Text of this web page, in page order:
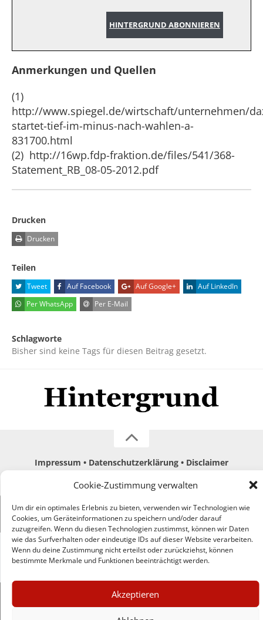
Cookie-Zustimmung verwalten
Um dir ein optimales Erlebnis zu bieten, verwenden wir Technologien wie
Cookies, um Geräteinformationen zu speichern und/oder darauf
zuzugreifen. Wenn du diesen Technologien zustimmst, können wir Daten
wie das Surfverhalten oder eindeutige IDs auf dieser Website verarbeiten.
Wenn du deine Zustimmung nicht erteilst oder zurückziehst, können
bestimmte Merkmale und Funktionen beeinträchtigt werden.
Akzeptieren
HINTERGRUND ABONNIEREN
Anmerkungen und Quellen
(1)
http://www.spiegel.de/wirtschaft/unternehmen/
startet-tief-im-minus-nach-wahlen-a-
831700.html
(2) http://16wp.fdp-fraktion.de/files/541/368-
Statement_RB_08-05-2012.pdf
Drucken
Drucken
Teilen
Tweet Auf Facebook Auf Google+
Auf LinkedIn
Per WhatsApp
Per E-Mail
Schlagworte
Bisher sind keine Tags für diesen Beitrag gesetzt.
Impressum Datenschutzerklärung Disclaimer
Mehr
© Copyright Hintergrund.de, 2015 - 2026
Zum Newsletter jetzt kostenlos
anmelden
erscheint ca. alle 4 Wochen
×